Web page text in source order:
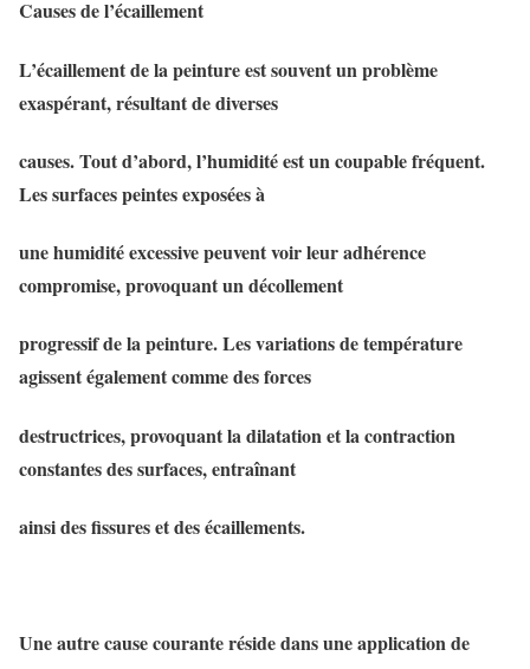
Causes de l’écaillement
L’écaillement de la peinture est souvent un problème
exaspérant, résultant de diverses
causes. Tout d’abord, l’humidité est un coupable fréquent.
Les surfaces peintes exposées à
une humidité excessive peuvent voir leur adhérence
compromise, provoquant un décollement
progressif de la peinture. Les variations de température
agissent également comme des forces
destructrices, provoquant la dilatation et la contraction
constantes des surfaces, entraînant
ainsi des fissures et des écaillements.
Une autre cause courante réside dans une application de